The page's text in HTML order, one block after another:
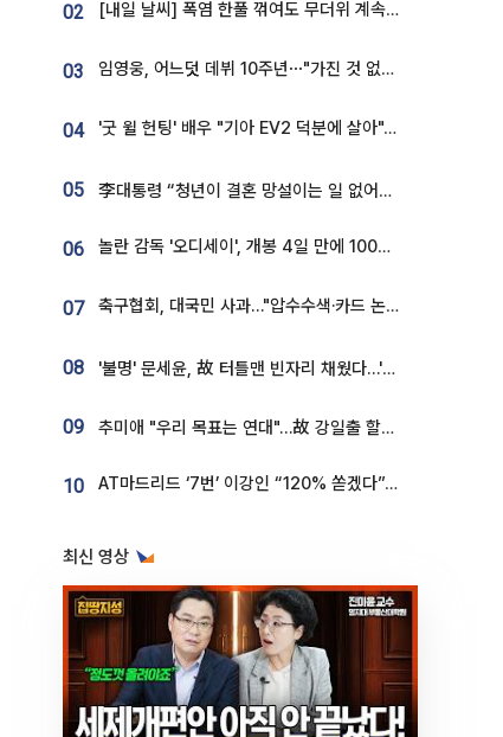
02 [내일 날씨] 폭염 한풀 꺾여도 무더위 계속⋯동해안 이틀 연속 비
03 임영웅, 어느덧 데뷔 10주년⋯"가진 것 없던 시절, 내 앞엔 20명의 팬뿐"
04 '굿 윌 헌팅' 배우 "기아 EV2 덕분에 살아"…교통사고 후 안전성 극찬
05 李대통령 “청년이 결혼 망설이는 일 없어야...제도상 불이익 조사”
06 놀란 감독 '오디세이', 개봉 4일 만에 100만 돌파⋯'왕사남' 보다 빠르다
07 축구협회, 대국민 사과…"압수수색·카드 논란 사죄, 강도 높은 쇄신"
08 '불명' 문세윤, 故 터틀맨 빈자리 채웠다…'거북이' 눈물의 최종 우승
09 추미애 "우리 목표는 연대"…故 강일출 할머니 흉상 제막
10 AT마드리드 ‘7번’ 이강인 “120% 쏟겠다”⋯시메오네 감독 “필요한 선수”
최신 영상